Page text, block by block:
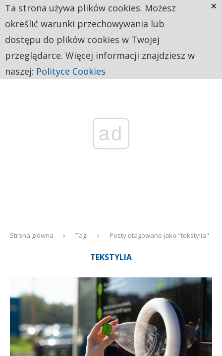
ad
Strona główna Tagi Posty otagowane jako "tekstylia"
TEKSTYLIA
Ta strona używa plików cookies. Możesz
określić warunki przechowywania lub
dostępu do plików cookies w Twojej
przeglądarce. Więcej informacji znajdziesz w
naszej: Polityce Cookies
×